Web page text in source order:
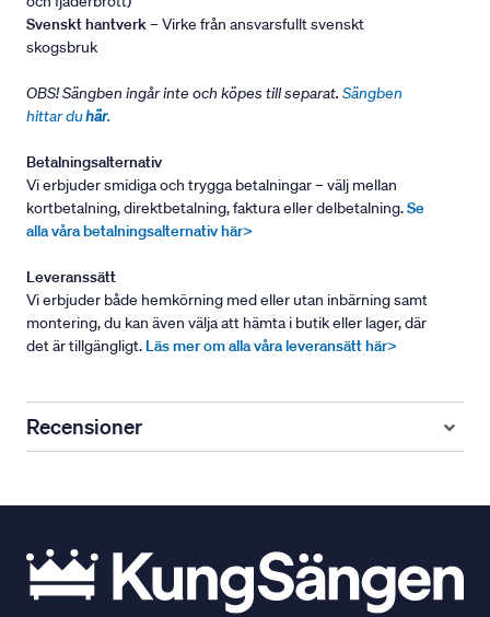
Svenskt hantverk– Virke från ansvarsfullt svenskt
skogsbruk
OBS! Sängben ingår inte och köpes till separat. Sängben
hittar duhär.
Betalningsalternativ
Vi erbjuder smidiga och trygga betalningar – välj mellan
kortbetalning, direktbetalning, faktura eller delbetalning.Se
alla våra betalningsalternativ här>
Leveranssätt
Vi erbjuder både hemkörning med eller utan inbärning samt
montering, du kan även välja att hämta i butik eller lager, där
det är tillgängligt. Läs mer om alla våra leveransätt här>
Recensioner